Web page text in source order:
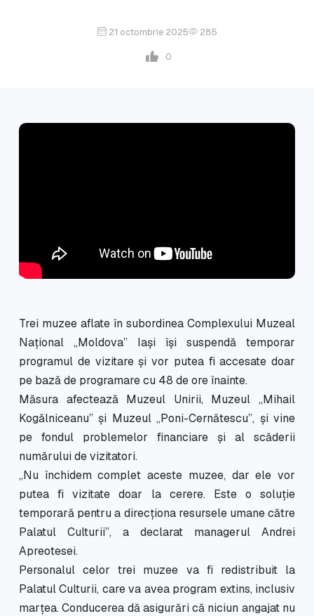
21 octombrie 2025 285
0
Trei muzee aflate în subordinea Complexului Muzeal
Național „Moldova” Iași își suspendă temporar
programul de vizitare și vor putea fi accesate doar
pe bază de programare cu 48 de ore înainte.
Măsura afectează Muzeul Unirii, Muzeul „Mihail
Kogălniceanu” și Muzeul „Poni-Cernătescu”, și vine
pe fondul problemelor financiare și al scăderii
numărului de vizitatori.
„Nu închidem complet aceste muzee, dar ele vor
putea fi vizitate doar la cerere. Este o soluție
temporară pentru a direcționa resursele umane către
Palatul Culturii”, a declarat managerul Andrei
Apreotesei.
Personalul celor trei muzee va fi redistribuit la
Palatul Culturii, care va avea program extins, inclusiv
marțea. Conducerea dă asigurări că niciun angajat nu